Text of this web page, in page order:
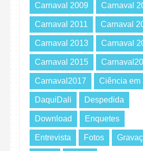
Carnaval 2009 Carnaval
Carnaval 2011 Carnaval
Carnaval 2013 Carnaval
Carnaval 2015
Carnaval2017 Ciência em
DaquiDali Despedida
Download Enquetes
Entrevista Fotos